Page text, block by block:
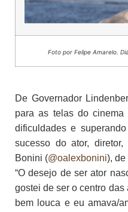
Foto por Felipe Amarelo.
De Governador
para as telas do cinema
dificuldades e
sucesso do ator,
Bonini (@oalexbonini), de
“O desejo de ser ator
gostei de ser o centro
bem louca e eu amava/